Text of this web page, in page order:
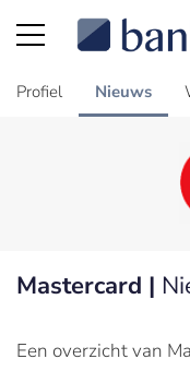
Profiel Nieuws
Mastercard |
Een overzicht van